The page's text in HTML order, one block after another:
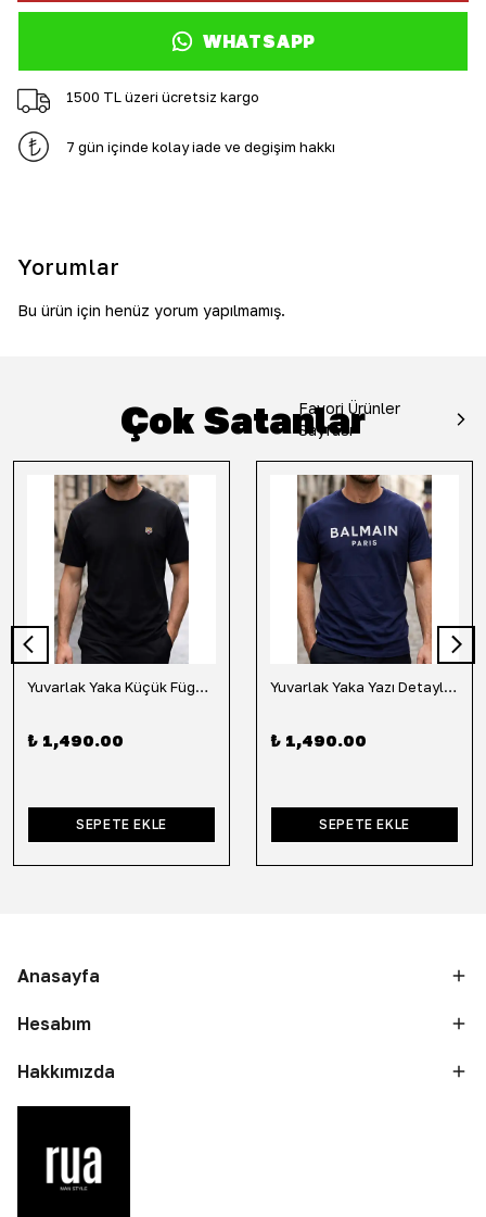
WHATSAPP
1500 TL üzeri ücretsiz kargo
7 gün içinde kolay iade ve değişim hakkı
Yorumlar
Bu ürün için henüz yorum yapılmamış.
Çok Satanlar
Favori Ürünler
Sayfası
Yuvarlak Yaka Küçük Fügür Detaylı Tişört-Siyah
₺ 1,490.00
SEPETE EKLE
Yuvarlak Yaka Yazı Detaylı Tişört-Lacivert
₺ 1,490.00
SEPETE EKLE
Anasayfa
Hesabım
Hakkımızda